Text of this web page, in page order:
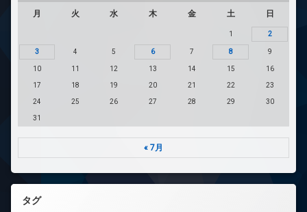
月 火 水 木 金 土 日
1 2
3 4 5 6 7 8 9
10 11 12 13 14 15 16
17 18 19 20 21 22 23
24 25 26 27 28 29 30
31
« 7月
タグ